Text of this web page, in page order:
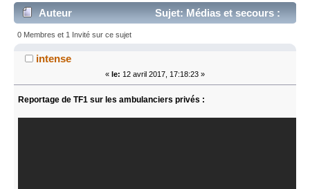
Auteur
Sujet: Médias et secours :
vidéos, reportages... (Lu 12096 fois)
0 Membres et 1 Invité sur ce sujet
intense
« le: 12 avril 2017, 17:18:23 »
Reportage de TF1 sur les ambulanciers privés :